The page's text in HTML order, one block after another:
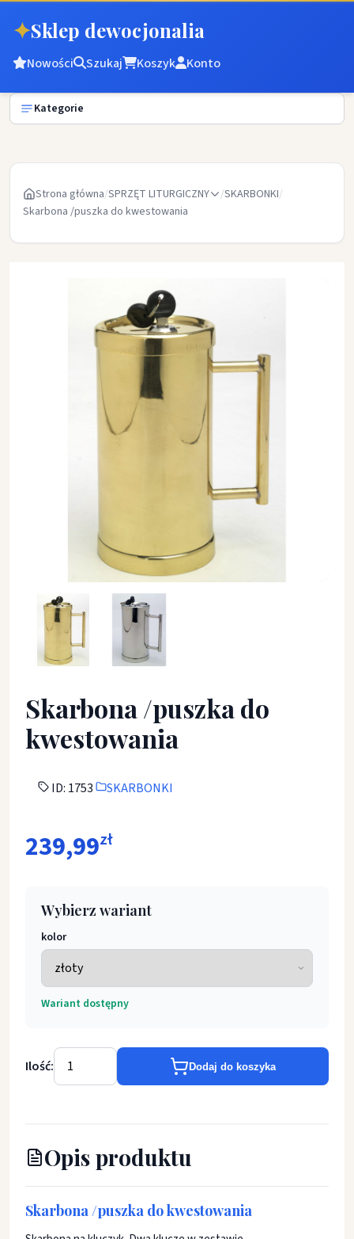
✦Sklep dewocjonalia
Nowości Szukaj Koszyk Konto
Kategorie
Strona główna/SPRZĘT LITURGICZNY /SKARBONKI/
Skarbona /puszka do kwestowania
Skarbona /puszka do kwestowania - SKARBONKI -
Skarbona /puszka do
kwestowania
ID: 1753 SKARBONKI
239,99zł
Wybierz wariant
kolor
Wariant dostępny
Ilość: Dodaj do koszyka
Opis produktu
Skarbona /puszka do kwestowania